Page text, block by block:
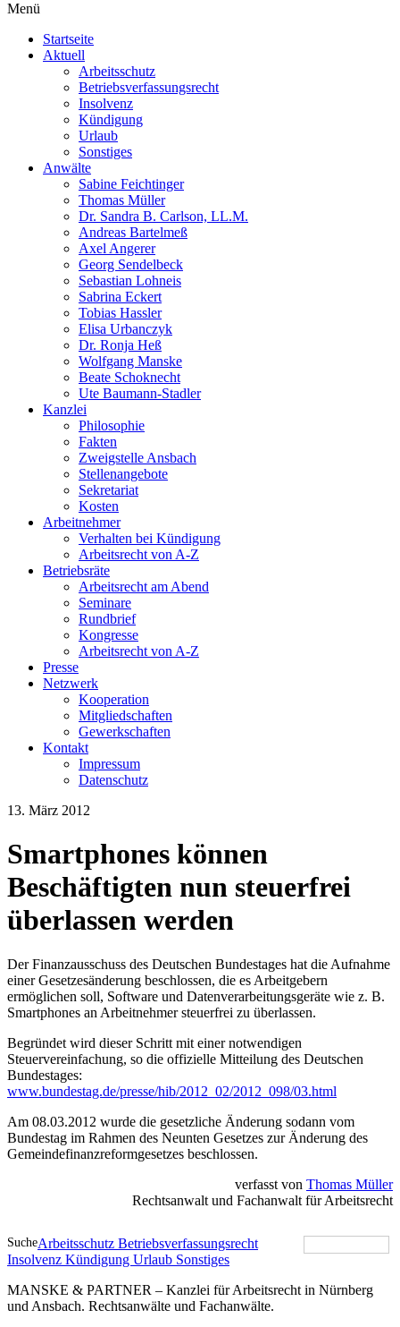
Menü
Startseite
Aktuell
Arbeitsschutz
Betriebsverfassungsrecht
Insolvenz
Kündigung
Urlaub
Sonstiges
Anwälte
Sabine Feichtinger
Thomas Müller
Dr. Sandra B. Carlson, LL.M.
Andreas Bartelmeß
Axel Angerer
Georg Sendelbeck
Sebastian Lohneis
Sabrina Eckert
Tobias Hassler
Elisa Urbanczyk
Dr. Ronja Heß
Wolfgang Manske
Beate Schoknecht
Ute Baumann-Stadler
Kanzlei
Philosophie
Fakten
Zweigstelle Ansbach
Stellenangebote
Sekretariat
Kosten
Arbeitnehmer
Verhalten bei Kündigung
Arbeitsrecht von A-Z
Betriebsräte
Arbeitsrecht am Abend
Seminare
Rundbrief
Kongresse
Arbeitsrecht von A-Z
Presse
Netzwerk
Kooperation
Mitgliedschaften
Gewerkschaften
Kontakt
Impressum
Datenschutz
13. März 2012
Smartphones können
Beschäftigten nun steuerfrei
überlassen werden
Der Finanzausschuss des Deutschen Bundestages hat die Aufnahme
einer Gesetzesänderung beschlossen, die es Arbeitgebern
ermöglichen soll, Software und Datenverarbeitungsgeräte wie z. B.
Smartphones an Arbeitnehmer steuerfrei zu überlassen.
Begründet wird dieser Schritt mit einer notwendigen
Steuervereinfachung, so die offizielle Mitteilung des Deutschen
Bundestages:
www.bundestag.de/presse/hib/2012_02/2012_098/03.html
Am 08.03.2012 wurde die gesetzliche Änderung sodann vom
Bundestag im Rahmen des Neunten Gesetzes zur Änderung des
Gemeindefinanzreformgesetzes beschlossen.
verfasst von Thomas Müller
Rechtsanwalt und Fachanwalt für Arbeitsrecht
SucheArbeitsschutz Betriebsverfassungsrecht
Insolvenz Kündigung Urlaub Sonstiges
MANSKE & PARTNER – Kanzlei für Arbeitsrecht in Nürnberg
und Ansbach. Rechtsanwälte und Fachanwälte.